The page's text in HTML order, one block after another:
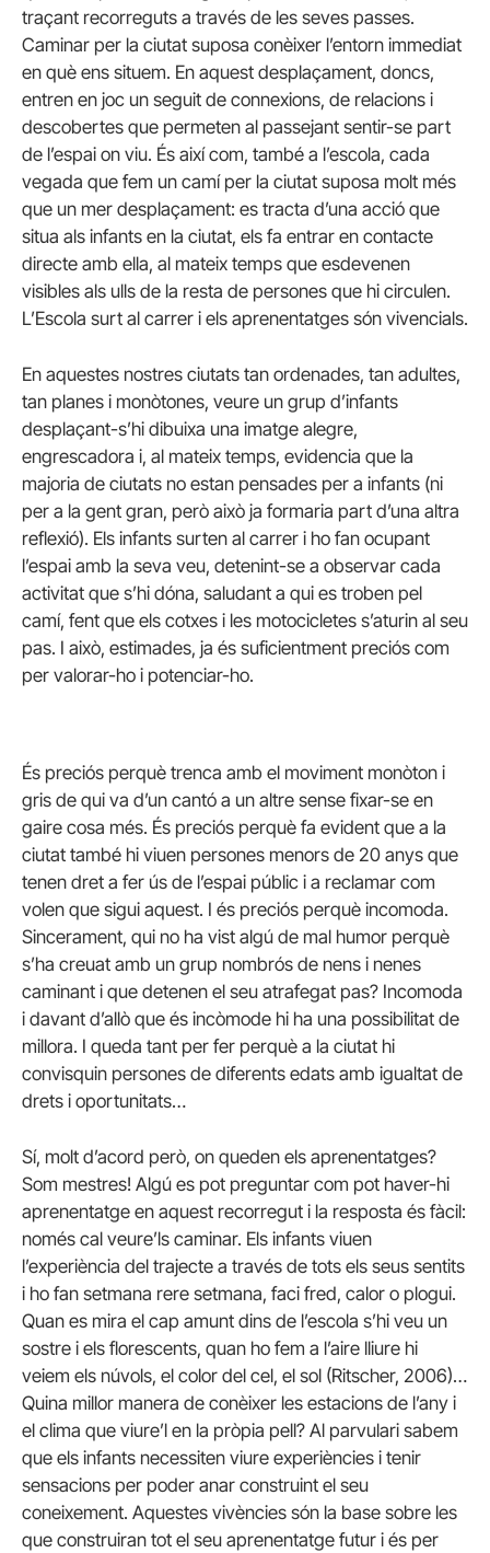
traçant recorreguts a través de les seves passes.
Caminar per la ciutat suposa conèixer l’entorn immediat
en què ens situem. En aquest desplaçament, doncs,
entren en joc un seguit de connexions, de relacions i
descobertes que permeten al passejant sentir-se part
de l’espai on viu. És així com, també a l’escola, cada
vegada que fem un camí per la ciutat suposa molt més
que un mer desplaçament: es tracta d’una acció que
situa als infants en la ciutat, els fa entrar en contacte
directe amb ella, al mateix temps que esdevenen
visibles als ulls de la resta de persones que hi circulen.
L’Escola surt al carrer i els aprenentatges són vivencials.
En aquestes nostres ciutats tan ordenades, tan adultes,
tan planes i monòtones, veure un grup d’infants
desplaçant-s’hi dibuixa una imatge alegre,
engrescadora i, al mateix temps, evidencia que la
majoria de ciutats no estan pensades per a infants (ni
per a la gent gran, però això ja formaria part d’una altra
reflexió). Els infants surten al carrer i ho fan ocupant
l’espai amb la seva veu, detenint-se a observar cada
activitat que s’hi dóna, saludant a qui es troben pel
camí, fent que els cotxes i les motocicletes s’aturin al seu
pas. I això, estimades, ja és suficientment preciós com
per valorar-ho i potenciar-ho.
És preciós perquè trenca amb el moviment monòton i
gris de qui va d’un cantó a un altre sense fixar-se en
gaire cosa més. És preciós perquè fa evident que a la
ciutat també hi viuen persones menors de 20 anys que
tenen dret a fer ús de l’espai públic i a reclamar com
volen que sigui aquest. I és preciós perquè incomoda.
Sincerament, qui no ha vist algú de mal humor perquè
s’ha creuat amb un grup nombrós de nens i nenes
caminant i que detenen el seu atrafegat pas? Incomoda
i davant d’allò que és incòmode hi ha una possibilitat de
millora. I queda tant per fer perquè a la ciutat hi
convisquin persones de diferents edats amb igualtat de
drets i oportunitats…
Sí, molt d’acord però, on queden els aprenentatges?
Som mestres! Algú es pot preguntar com pot haver-hi
aprenentatge en aquest recorregut i la resposta és fàcil:
només cal veure’ls caminar. Els infants viuen
l’experiència del trajecte a través de tots els seus sentits
i ho fan setmana rere setmana, faci fred, calor o plogui.
Quan es mira el cap amunt dins de l’escola s’hi veu un
sostre i els florescents, quan ho fem a l’aire lliure hi
veiem els núvols, el color del cel, el sol (Ritscher, 2006)…
Quina millor manera de conèixer les estacions de l’any i
el clima que viure’l en la pròpia pell? Al parvulari sabem
que els infants necessiten viure experiències i tenir
sensacions per poder anar construint el seu
coneixement. Aquestes vivències són la base sobre les
que construiran tot el seu aprenentatge futur i és per